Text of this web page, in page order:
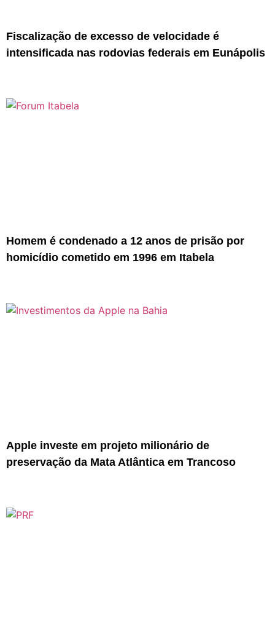
Fiscalização de excesso de velocidade é
intensificada nas rodovias federais em Eunápolis
Homem é condenado a 12 anos de prisão por
homicídio cometido em 1996 em Itabela
Apple investe em projeto milionário de
preservação da Mata Atlântica em Trancoso